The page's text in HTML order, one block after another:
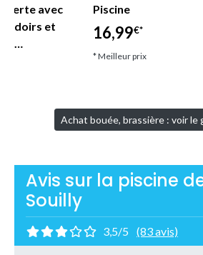
avec
et
Piscine
16,99€*
* Meilleur prix
Achat bouée, brassière : voir le
Avis sur la piscine
Souilly
3,5/5 (83 avis)